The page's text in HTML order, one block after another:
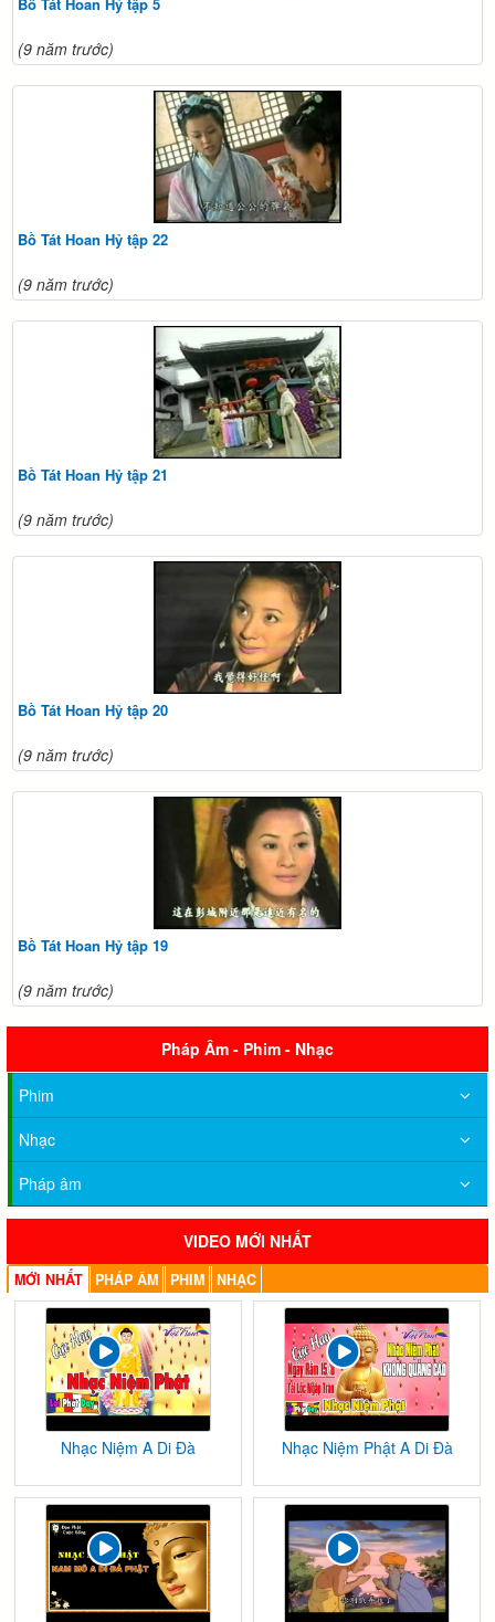
Bồ Tát Hoan Hỷ tập 5
(9 năm trước)
Bồ Tát Hoan Hỷ tập 22
(9 năm trước)
Bồ Tát Hoan Hỷ tập 21
(9 năm trước)
Bồ Tát Hoan Hỷ tập 20
(9 năm trước)
Bồ Tát Hoan Hỷ tập 19
(9 năm trước)
Pháp Âm - Phim - Nhạc
Phim
Nhạc
Pháp âm
VIDEO MỚI NHẤT
MỚI NHẤT PHÁP ÂM PHIM NHẠC
Nhạc Niệm A Di Đà Nhạc Niệm Phật A Di Đà